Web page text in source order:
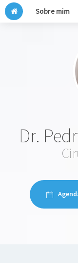
Sobre mim
Dr.